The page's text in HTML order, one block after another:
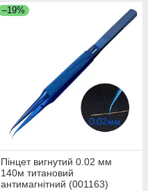
–19%
Пінцет вигнутий 0.02 мм
140м титановий
антимагнітний (001163)